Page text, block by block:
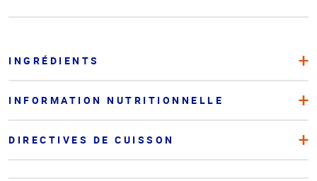
INGRÉDIENTS
INFORMATION NUTRITIONNELLE
DIRECTIVES DE CUISSON